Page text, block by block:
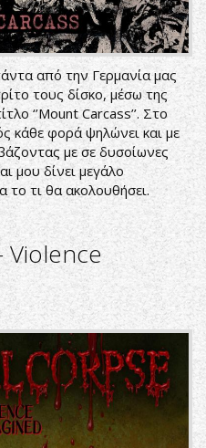
από την Γερμανία μας
τους δίσκο, μέσω της
‘’Mount Carcass’’. Στο
κάθε φορά ψηλώνει και με
με σε δυσοίωνες
μου δίνει μεγάλο
το τι θα ακολουθήσει.
Violence